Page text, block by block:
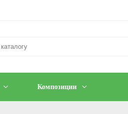
Композиции